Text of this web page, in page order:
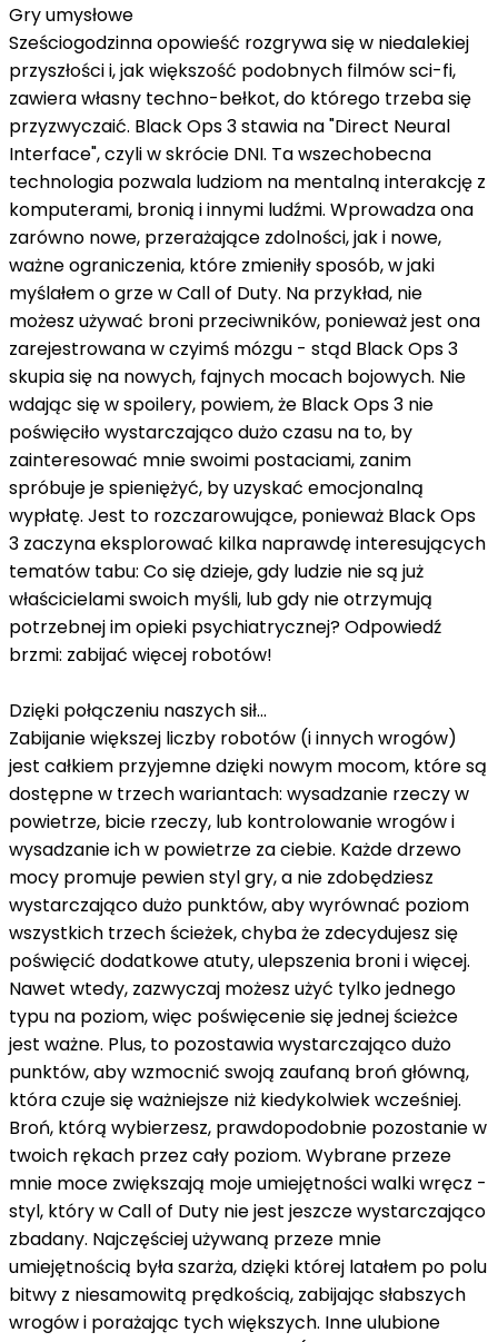
Gry umysłowe
Sześciogodzinna opowieść rozgrywa się w niedalekiej
przyszłości i, jak większość podobnych filmów sci-fi,
zawiera własny techno-bełkot, do którego trzeba się
przyzwyczaić. Black Ops 3 stawia na "Direct Neural
Interface", czyli w skrócie DNI. Ta wszechobecna
technologia pozwala ludziom na mentalną interakcję z
komputerami, bronią i innymi ludźmi. Wprowadza ona
zarówno nowe, przerażające zdolności, jak i nowe,
ważne ograniczenia, które zmieniły sposób, w jaki
myślałem o grze w Call of Duty. Na przykład, nie
możesz używać broni przeciwników, ponieważ jest ona
zarejestrowana w czyimś mózgu - stąd Black Ops 3
skupia się na nowych, fajnych mocach bojowych. Nie
wdając się w spoilery, powiem, że Black Ops 3 nie
poświęciło wystarczająco dużo czasu na to, by
zainteresować mnie swoimi postaciami, zanim
spróbuje je spieniężyć, by uzyskać emocjonalną
wypłatę. Jest to rozczarowujące, ponieważ Black Ops
3 zaczyna eksplorować kilka naprawdę interesujących
tematów tabu: Co się dzieje, gdy ludzie nie są już
właścicielami swoich myśli, lub gdy nie otrzymują
potrzebnej im opieki psychiatrycznej? Odpowiedź
brzmi: zabijać więcej robotów!
Dzięki połączeniu naszych sił...
Zabijanie większej liczby robotów (i innych wrogów)
jest całkiem przyjemne dzięki nowym mocom, które są
dostępne w trzech wariantach: wysadzanie rzeczy w
powietrze, bicie rzeczy, lub kontrolowanie wrogów i
wysadzanie ich w powietrze za ciebie. Każde drzewo
mocy promuje pewien styl gry, a nie zdobędziesz
wystarczająco dużo punktów, aby wyrównać poziom
wszystkich trzech ścieżek, chyba że zdecydujesz się
poświęcić dodatkowe atuty, ulepszenia broni i więcej.
Nawet wtedy, zazwyczaj możesz użyć tylko jednego
typu na poziom, więc poświęcenie się jednej ścieżce
jest ważne. Plus, to pozostawia wystarczająco dużo
punktów, aby wzmocnić swoją zaufaną broń główną,
która czuje się ważniejsze niż kiedykolwiek wcześniej.
Broń, którą wybierzesz, prawdopodobnie pozostanie w
twoich rękach przez cały poziom. Wybrane przeze
mnie moce zwiększają moje umiejętności walki wręcz -
styl, który w Call of Duty nie jest jeszcze wystarczająco
zbadany. Najczęściej używaną przeze mnie
umiejętnością była szarża, dzięki której latałem po polu
bitwy z niesamowitą prędkością, zabijając słabszych
wrogów i porażając tych większych. Inne ulubione